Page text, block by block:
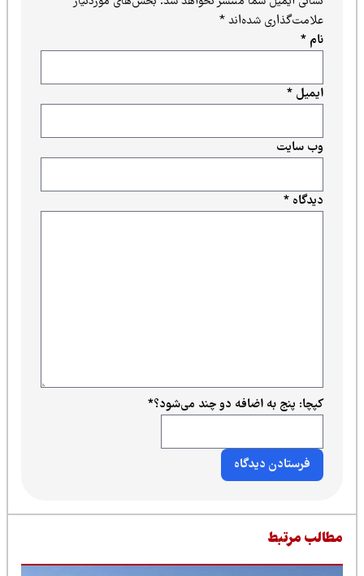
علامت‌گذاری شده‌اند*
دیدگاه*
ایمیل*
وب‌ سایت
کپچا: پنج به اضافه دو چند می‌شود؟*
مرتبط